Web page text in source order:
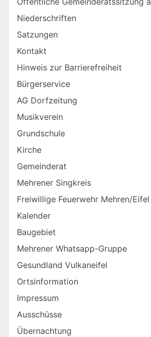
Niederschriften
Satzungen
Kontakt
Hinweis zur Barrierefreiheit
Bürgerservice
AG Dorfzeitung
Musikverein
Grundschule
Kirche
Gemeinderat
Mehrener Singkreis
Freiwillige Feuerwehr Mehren/Eifel
Kalender
Baugebiet
Mehrener Whatsapp-Gruppe
Gesundland Vulkaneifel
Ortsinformation
Impressum
Ausschüsse
Übernachtung